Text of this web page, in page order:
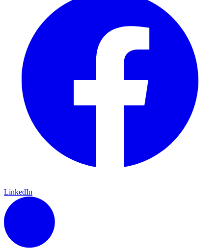
LinkedIn